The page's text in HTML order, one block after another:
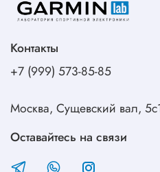
Контакты
+7 (999) 573-85-85
Москва, Сущевский вал,
Оставайтесь на связи